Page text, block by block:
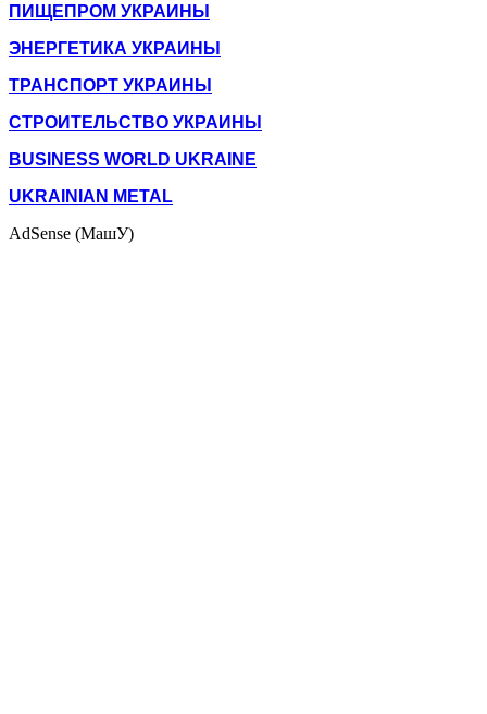
ПИЩЕПРОМ УКРАИНЫ
ЭНЕРГЕТИКА УКРАИНЫ
ТРАНСПОРТ УКРАИНЫ
СТРОИТЕЛЬСТВО УКРАИНЫ
BUSINESS WORLD UKRAINE
UKRAINIAN METAL
AdSense (МашУ)